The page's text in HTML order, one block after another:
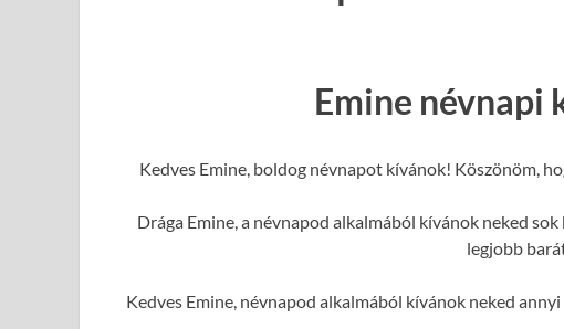
Emine névnapi
Kedves Emine, boldog névnapot kívánok! Köszönöm,
Drága Emine, a névnapod alkalmából kívánok neked
legjobb
Kedves Emine, névnapod alkalmából kívánok neked